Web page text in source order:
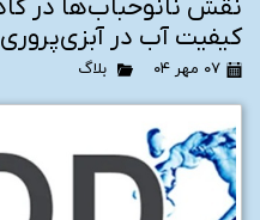
کیفیت آب در آبزی‌پروری
۰۷ مهر ۰۴ بلاگ